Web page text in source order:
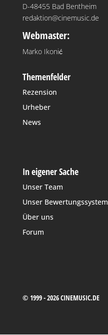
D-48455 Bad Bentheim
redaktion@cinemusic.de
Webmaster:
Marko Ikonić
Themenfelder
Rezension
Urheber
News
In eigener Sache
Unser Team
Unser Bewertungssystem
Über uns
Forum
© 1999 - 2026 CINEMUSIC.DE